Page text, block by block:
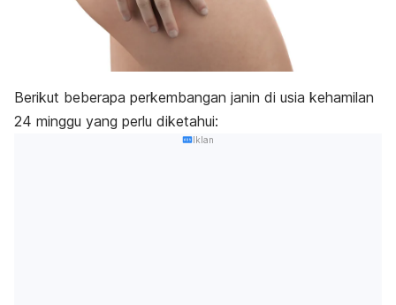
Berikut beberapa perkembangan janin di usia kehamilan
24 minggu yang perlu diketahui:
Iklan